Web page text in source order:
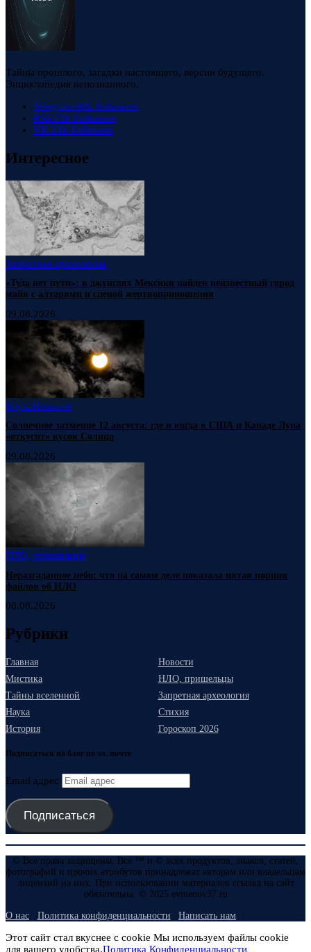
Тайны прошлого, загадки настоящего, версии будущего.
Энциклопедия непознанного.
Telegram 88k Followers
RSS 23k Followers
VK 23k Followers
Интересное
Запретная археология
«Туда нет пути»: в джунглях Мексики найден неизвестный город
майя с алтарями и сценой жертвоприношения
09.08.2026
НаукаНовости
Солнечное затмение 12 августа: где и когда в США и Канаде Луна
«откусит» кусок Солнца
09.08.2026
НЛО, пришельцы
Неразгаданное небо: что на самом деле показала пятая порция
файлов об НЛО
08.08.2026
Рубрики
Главная
Новости
Мистика
НЛО, пришельцы
Тайны вселенной
Запретная археология
Наука
Стихия
История
Гороскоп 2026
Подписаться на блог по эл. почте
Email адрес
Подписаться
© Все права защищены. Все ™ и © всех продуктов, знаков, статей,
фотографий и прочих атрибутов принадлежат авторам или владельцам
лицензий на них. При использовании материалов ссылка на сайт
обязательна. © 2025 evmenov37.ru
О нас Политика конфиденциальности Написать нам
Этот сайт стал вкуснее с cookie Мы используем файлы cookie
для вашего удобства.Политика Конфиденциальности